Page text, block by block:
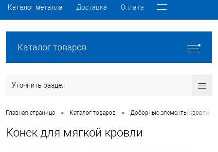
Каталог металла Доставка Оплата
Каталог товаров
Уточнить раздел
Главная страница • Каталог товаров • Доборные элементы кровли
Конек для мягкой кровли